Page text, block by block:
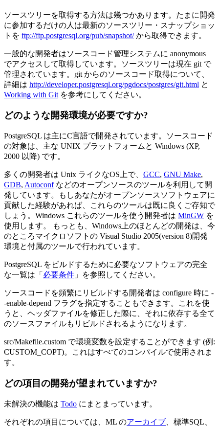
ソースツリーを取得する方法は幾つかあります。たまに開発
に参加するだけの人は最新のソースツリー・スナップショッ
トを ftp://ftp.postgresql.org/pub/snapshot/から取得できます。
一般的な開発者はソースコード管理システムに anonymous
でアクセスして取得しています。ソースツリーは現在 git で
管理されています。git からのソースコード取得について、
詳細は http://developer.postgresql.org/pgdocs/postgres/git.html と
Working with Git を参考にしてください。
どのような開発環境が必要ですか?
PostgreSQL は主にC言語で開発されています。ソースコード
の対象は、主な UNIX プラットフォームと Windows (XP,
2000 以降) です。
多くの開発者は Unix ライクなOS上で、 GCC, GNU Make,
GDB, Autoconfなどのオープンソースのツールを利用して開
発しています。もしあなたがオープンソースソフトウェアに
貢献した経験があれば、これらのツールは既に良くご存知で
しょう。Windows これらのツールを使う開発者は MinGW を
使用します。 もっとも、Windows上のほとんどの開発は、今
のところマイクロソフトの Visual Studio 2005(version 8)開発
環境と付属のツールで行われています。
PostgreSQL をビルドするために必要なソフトウェアの完全
な一覧は「 必要条件 」を参照してください。
ソースコードを頻繁にリビルドする開発者は configure 時に -
-enable-depend フラグを指定することもできます。これを使
うと、ヘッダファイルを修正した際に、それに依存する全て
のソースファイルもリビルドされるようになります。
src/Makefile.custom で環境変数を設定することができます (例:
CUSTOM_COPT)。これはすべてのコンパイルで使用されま
す。
どの項目の開発が望まれていますか?
未解決の機能は Todo にまとまっています。
それぞれの項目については、ML のアーカイブ 、標準SQL、